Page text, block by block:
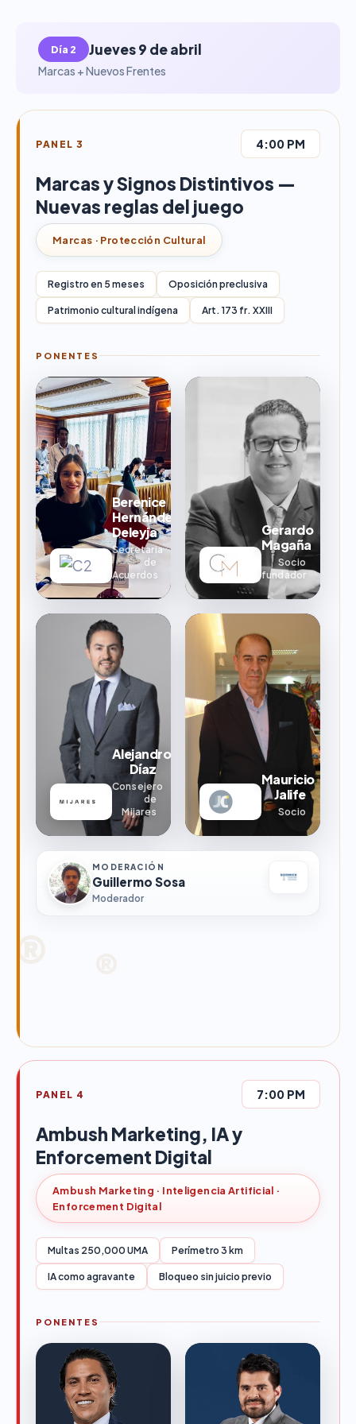
Día 2 Jueves 9 de abril
Marcas + Nuevos Frentes
PANEL 3 4:00 PM
Marcas y Signos Distintivos —
Nuevas reglas del juego
Marcas · Protección Cultural
Registro en 5 meses Oposición preclusiva
Patrimonio cultural indígena Art. 173 fr. XXIII
PONENTES
Berenice
Hernández
Deleyja
Secretaria
de
Acuerdos
Gerardo
Magaña
Socio
fundador
Alejandro
Díaz
Consejero
de
Mijares
Mauricio
Jalife
Socio
MODERACIÓN
Guillermo Sosa
Moderador
PANEL 4 7:00 PM
Ambush Marketing, IA y
Enforcement Digital
Ambush Marketing · Inteligencia Artificial ·
Enforcement Digital
Multas 250,000 UMA Perímetro 3 km
IA como agravante Bloqueo sin juicio previo
PONENTES